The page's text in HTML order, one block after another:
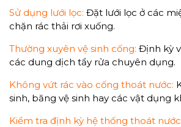
Sử dụng lưới lọc: Đặt lưới lọc ở các
chặn rác thải rơi xuống.
Thường xuyên vệ sinh cống: Định kỳ
các dung dịch tẩy rửa chuyên dụng.
Không vứt rác vào cống thoát nước:
sinh, băng vệ sinh hay các vật dụng
Kiểm tra định kỳ hệ thống thoát